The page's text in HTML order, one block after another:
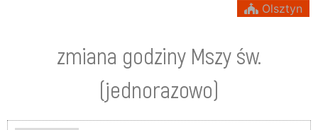
Olsztyn
zmiana godziny Mszy św.
(jednorazowo)